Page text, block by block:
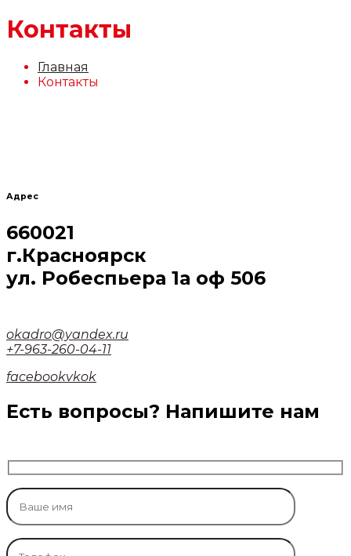
Контакты
Главная
Контакты
Адрес
660021
г.Красноярск
ул. Робеспьера 1а оф 506
okadro@yandex.ru
+7-963-260-04-11
facebookvkok
Есть вопросы? Напишите нам